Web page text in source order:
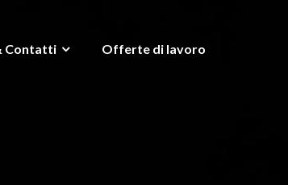
Contatti Offerte di lavoro